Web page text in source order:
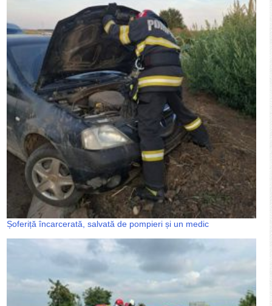
Șoferiță încarcerată, salvată de pompieri și un medic